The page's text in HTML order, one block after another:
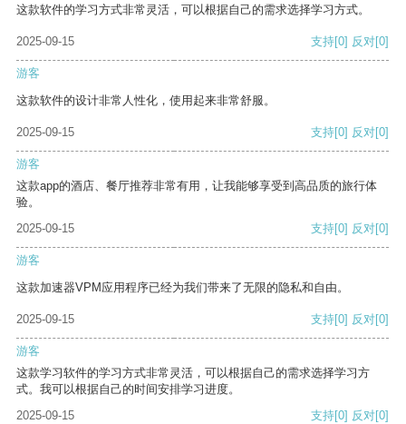
这款软件的学习方式非常灵活，可以根据自己的需求选择学习方式。
2025-09-15 支持[0] 反对[0]
游客
这款软件的设计非常人性化，使用起来非常舒服。
2025-09-15 支持[0] 反对[0]
游客
这款app的酒店、餐厅推荐非常有用，让我能够享受到高品质的旅行体
验。
2025-09-15
支持[0] 反对[0]
游客
这款加速器VPM应用程序已经为我们带来了无限的隐私和自由。
2025-09-15 支持[0] 反对[0]
游客
这款学习软件的学习方式非常灵活，可以根据自己的需求选择学习方
式。我可以根据自己的时间安排学习进度。
2025-09-15
支持[0] 反对[0]